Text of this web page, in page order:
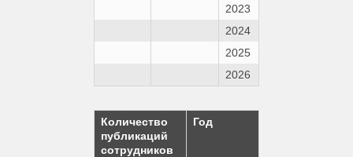
2023
2024
2025
2026
Количество
публикаций
сотрудников
Год